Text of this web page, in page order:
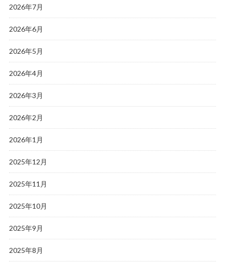
2026年7月
2026年6月
2026年5月
2026年4月
2026年3月
2026年2月
2026年1月
2025年12月
2025年11月
2025年10月
2025年9月
2025年8月